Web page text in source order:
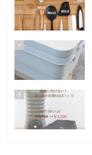
4
5